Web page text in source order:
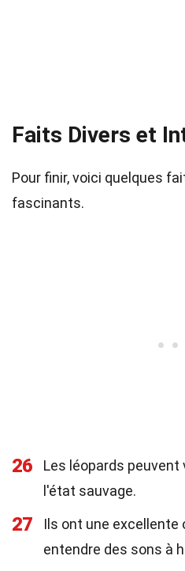
Faits Divers et
Pour finir, voici quelques
fascinants.
26
Les léopards peuvent
l'état sauvage.
27
Ils ont une excellente
entendre des sons à